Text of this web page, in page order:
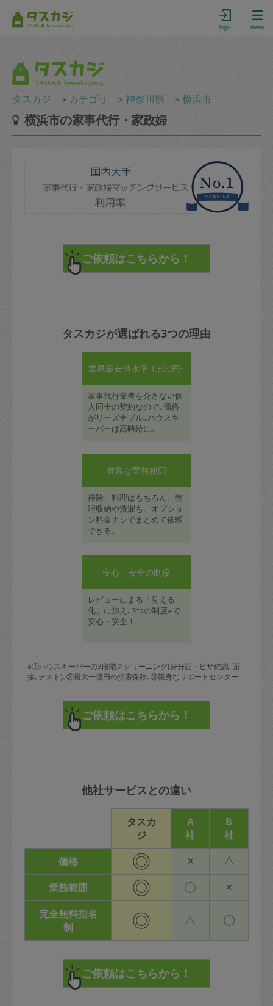
login menu
タスカジ ＞ カテゴリ ＞神奈川県 ＞横浜市
横浜市の家事代行・家政婦
タスカジが選ばれる3つの理由
業界最安値水準 1,500円~
家事代行業者を介さない個
人同士の契約なので､価格
がリーズナブル｡ハウスキ
ーパーは高時給に｡
豊富な業務範囲
掃除、料理はもちろん、整
理収納や洗濯も、オプショ
ン料金ナシでまとめて依頼
できる。
安心・安全の制度
レビューによる「見える
化」に加え､3つの制度※で
安心・安全！
※①ハウスキーパーの3段階スクリーニング(身分証・ビザ確認､面
接､テスト)､②最大一億円の損害保険､③親身なサポートセンター
他社サービスとの違い
タスカ
ジ
A
社
B
社
価格
◎ × △
業務範囲 ◎ 〇 ×
完全無料指名
制
◎ △ 〇